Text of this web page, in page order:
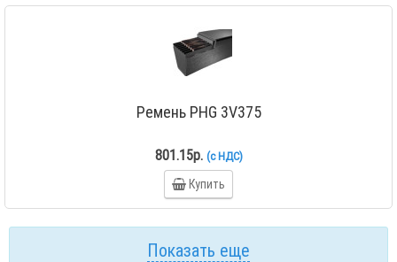
Ремень PHG 3V375
801.15р. (с НДС)
Купить
Показать еще